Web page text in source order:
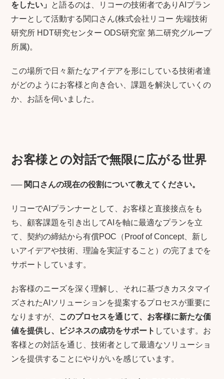
をしたい」 と語るのは、リコーの技術者でありAIプラン
ナーとして活動する関口さん(株式会社リコー 先端技術
研究所 HDT研究センター ODS研究室 第二研究グループ
所属)。
この場所で日々新たなアイデアを形にしている技術者達
がどのようにお客様と向き合い、課題を解決していくの
か、お話を伺いました。
お客様との対話で無限に広がる世界
── 関口さんの現在の役割について教えてください。
リコーでAIプランナーとして、お客様と直接接点をも
ち、顧客課題を引き出してAIを軸に最適なプランを立
て、契約の締結から有償POC（Proof of Concept、新し
いアイデアや技術、理論を実証すること）の完了までを
サポートしています。
お客様のニーズを深く理解し、それに基づきカスタマイ
ズされたAIソリューションを提案するプロセスが重要に
なりますが、 このプロセスを通じて、お客様に新たな価
値を提供し、ビジネスの成功をサポート しています。お
客様との対話を通じ、技術者として最適なソリューショ
ンを提供することにやりがいを感じています。